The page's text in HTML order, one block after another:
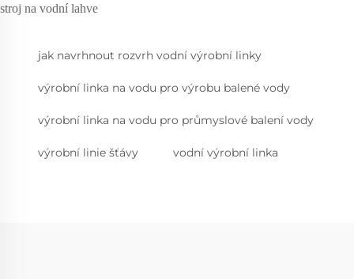
stroj na vodní lahve
jak navrhnout rozvrh vodní výrobní linky
výrobní linka na vodu pro výrobu balené vody
výrobní linka na vodu pro průmyslové balení vody
výrobní linie šťávy vodní výrobní linka